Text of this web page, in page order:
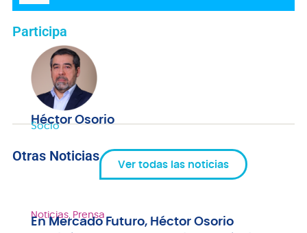
audio
Participa
Héctor Osorio
Socio
Otras Noticias
Ver todas las noticias
Noticias, Prensa
En Mercado Futuro, Héctor Osorio